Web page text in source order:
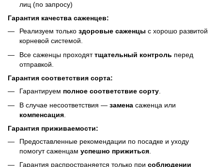
лиц (по запросу)
Гарантия качества саженцев:
Реализуем только здоровые саженцы с хорошо развитой
корневой системой.
Все саженцы проходяттщательный контроль перед
отправкой.
Гарантия соответствия сорта:
Гарантируем полное соответствие сорту.
В случае несоответствия — замена саженца или
компенсация
Гарантия приживаемости:
Предоставленные рекомендации по посадке и уходу
помогут саженцам успешно прижиться
Гарантия распространяется только при соблюдении